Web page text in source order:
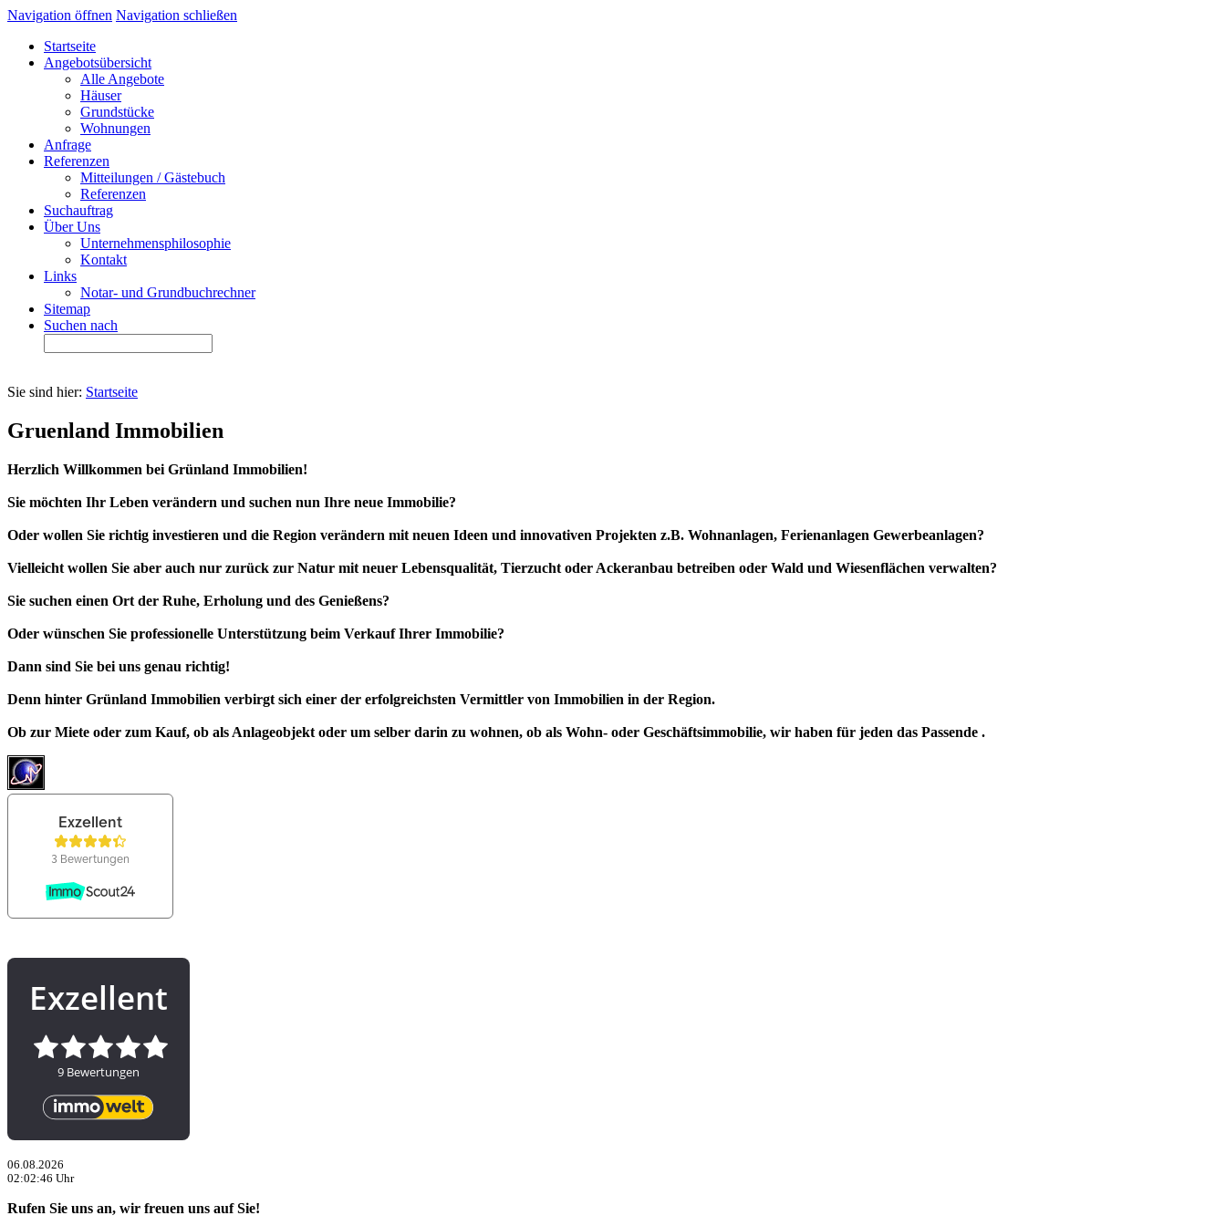
Navigation öffnen Navigation schließen
Startseite
Angebotsübersicht
Alle Angebote
Häuser
Grundstücke
Wohnungen
Anfrage
Referenzen
Mitteilungen / Gästebuch
Referenzen
Suchauftrag
Über Uns
Unternehmensphilosophie
Kontakt
Links
Notar- und Grundbuchrechner
Sitemap
Suchen nach
Sie sind hier: Startseite
Gruenland Immobilien
Herzlich Willkommen bei Grünland Immobilien!
Sie möchten Ihr Leben verändern und suchen nun Ihre neue Immobilie?
Oder wollen Sie richtig investieren und die Region verändern mit neuen Ideen und innovativen Projekten z.B. Wohnanlagen, Ferienanlagen Gewerbeanlagen?
Vielleicht wollen Sie aber auch nur zurück zur Natur mit neuer Lebensqualität, Tierzucht oder Ackeranbau betreiben oder Wald und Wiesenflächen verwalten?
Sie suchen einen Ort der Ruhe, Erholung und des Genießens?
Oder wünschen Sie professionelle Unterstützung beim Verkauf Ihrer Immobilie?
Dann sind Sie bei uns genau richtig!
Denn hinter Grünland Immobilien verbirgt sich einer der erfolgreichsten Vermittler von Immobilien in der Region.
Ob zur Miete oder zum Kauf, ob als Anlageobjekt oder um selber darin zu wohnen, ob als Wohn- oder Geschäftsimmobilie, wir haben für jeden das Passende .
06.08.2026
02:02:46 Uhr
Rufen Sie uns an, wir freuen uns auf Sie!